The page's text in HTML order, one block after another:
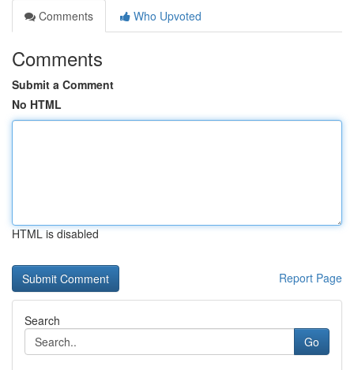
Comments
Who Upvoted
Comments
Submit a Comment
No HTML
HTML is disabled
Report Page
Search
Go